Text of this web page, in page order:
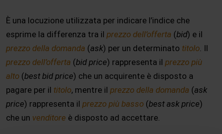
È una locuzione utilizzata per indicare l’indice che
esprime la differenza tra il prezzo dell’offerta (bid) e il
prezzo della domanda (ask) per un determinato titolo. Il
prezzo dell’offerta (bid price) rappresenta il prezzo più
alto (best bid price) che un acquirente è disposto a
pagare per il titolo, mentre il prezzo della domanda (ask
price) rappresenta il prezzo più basso (best ask price)
che un venditore è disposto ad accettare.